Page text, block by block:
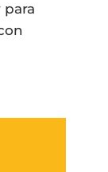
para